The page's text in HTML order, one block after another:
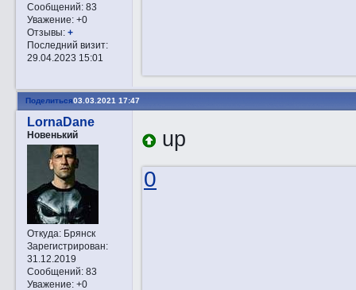
Сообщений:83
Уважение: +0
Отзывы: +
Последний визит:
29.04.2023 15:01
Поделиться03.03.2021 17:47
LornaDane
Новенький
Откуда:Брянск
Зарегистрирован:
31.12.2019
Сообщений:83
Уважение: +0
up
0